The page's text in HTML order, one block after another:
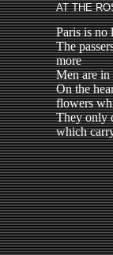
AT THE
Paris is no
The
more
Men are in
On the
flowers
They only
which